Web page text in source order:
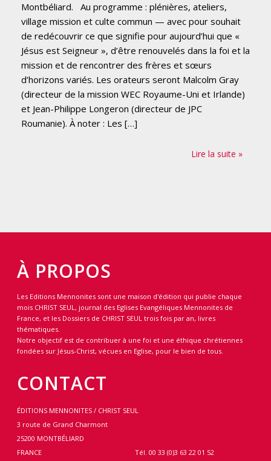
Montbéliard. Au programme : plénières, ateliers,
village mission et culte commun — avec pour souhait
de redécouvrir ce que signifie pour aujourd’hui que «
Jésus est Seigneur », d’être renouvelés dans la foi et la
mission et de rencontrer des frères et sœurs
d’horizons variés. Les orateurs seront Malcolm Gray
(directeur de la mission WEC Royaume-Uni et Irlande)
et Jean-Philippe Longeron (directeur de JPC
Roumanie). À noter : Les […]
Lire la suite »
À PROPOS
Les Editions Mennonites sont une maison d'édition qui publie chaque
mois CHRIST SEUL, journal des Eglises Evangéliques Mennonites de
France, et les Dossiers de CHRIST SEUL trois fois par an, livres
thématiques.
Notre objectif est de contribuer à une foi et une éthique chrétiennes
fondées sur Jésus-Christ, vécues en Eglise, pour le bien de tous.
CONTACT
ÉDITIONS MENNONITES / CHRIST SEUL
3 route de Grand Charmont
25200 MONTBÉLIARD
FRANCE
Tél. 00 33 (0)3 63 22 01 52